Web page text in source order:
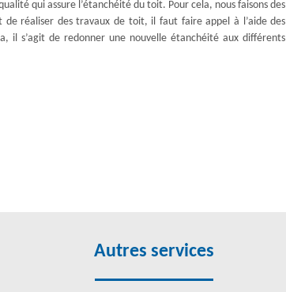
qui assure l’étanchéité du toit. Pour cela, nous faisons des
réaliser des travaux de toit, il faut faire appel à l’aide des
il s’agit de redonner une nouvelle étanchéité aux différents
Autres services